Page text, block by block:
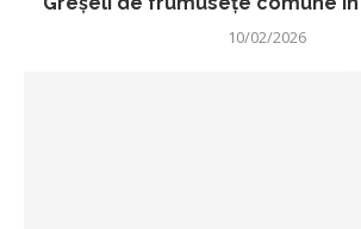
10/02/2026